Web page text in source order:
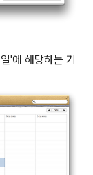
'에 해당하는 기